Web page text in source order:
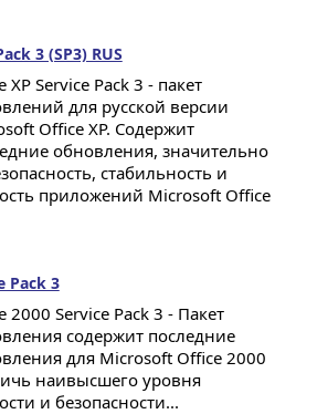
3 (SP3) RUS
XP Service Pack 3 - пакет
для русской версии
Office XP. Содержит
обновления, значительно
стабильность и
приложений Microsoft Office
Pack 3
2000 Service Pack 3 - Пакет
содержит последние
для Microsoft Office 2000
наивысшего уровня
и безопасности...